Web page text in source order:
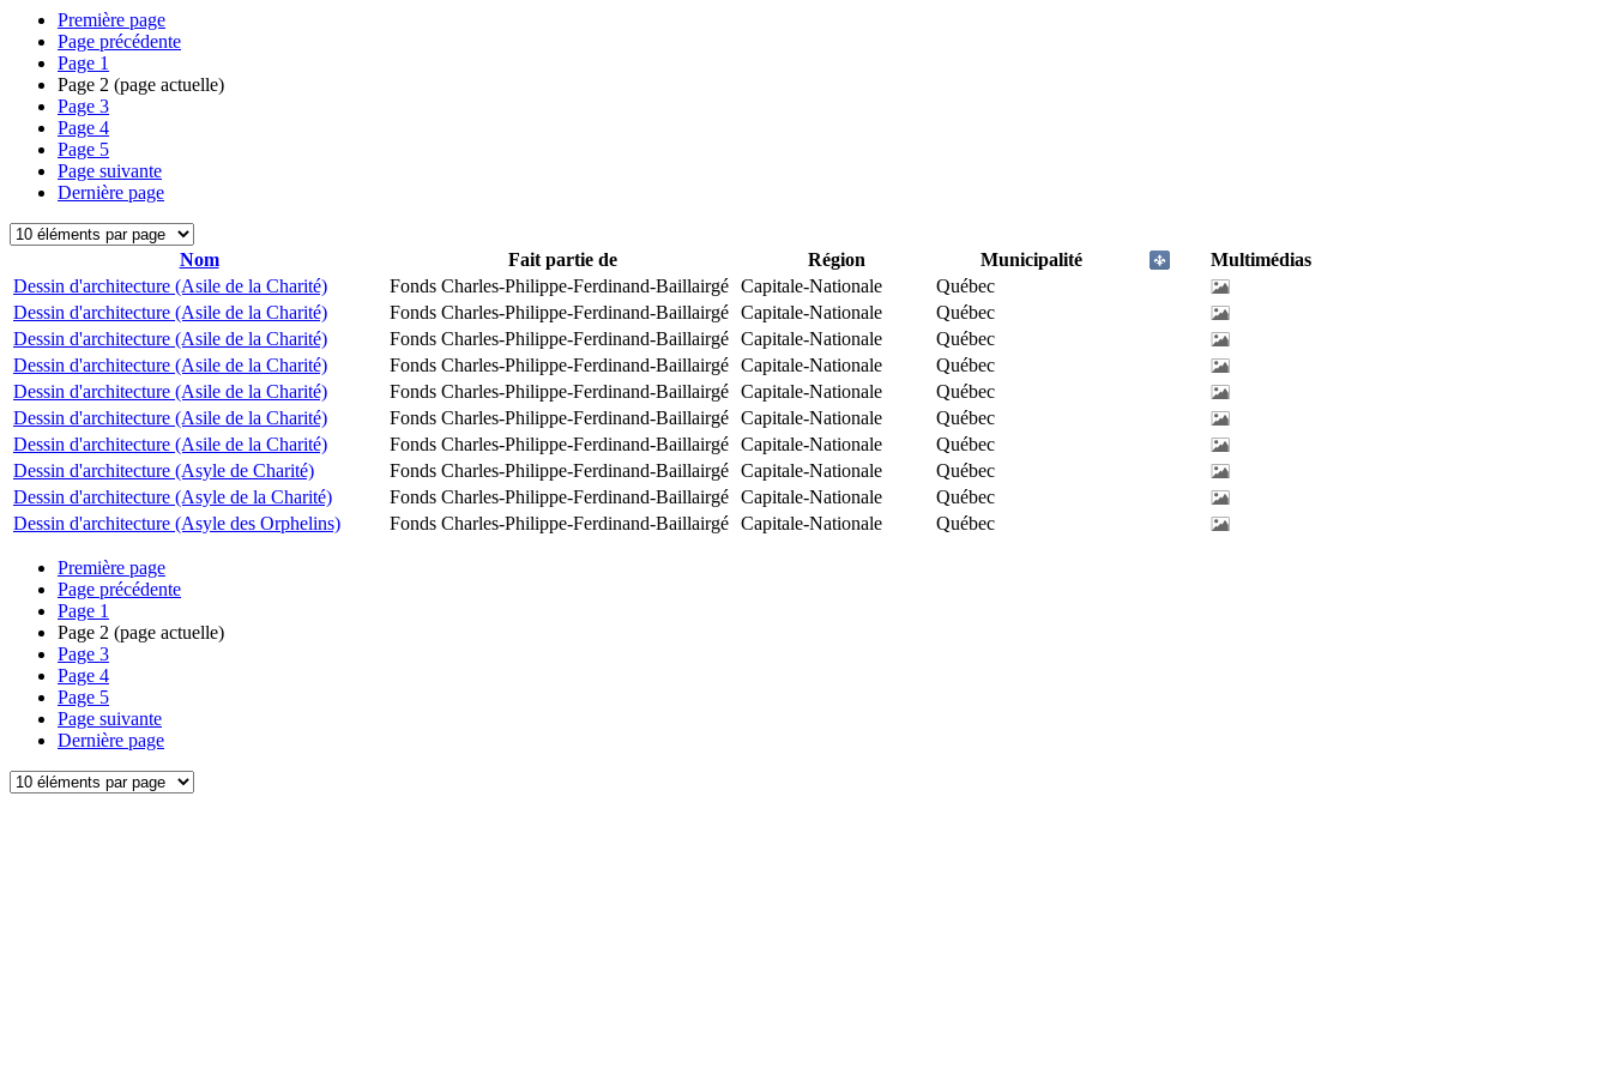
Première page
Page précédente
Page 1
Page 2 (page actuelle)
Page 3
Page 4
Page 5
Page suivante
Dernière page
Nom Fait partie de Région Municipalité
Multimédias
Dessin d'architecture (Asile de la Charité)
Fonds Charles-Philippe-Ferdinand-Baillairgé Capitale-Nationale
Québec
Dessin d'architecture (Asile de la Charité)
Fonds Charles-Philippe-Ferdinand-Baillairgé Capitale-Nationale
Québec
Dessin d'architecture (Asile de la Charité)
Fonds Charles-Philippe-Ferdinand-Baillairgé Capitale-Nationale
Québec
Dessin d'architecture (Asile de la Charité)
Fonds Charles-Philippe-Ferdinand-Baillairgé Capitale-Nationale
Québec
Dessin d'architecture (Asile de la Charité)
Fonds Charles-Philippe-Ferdinand-Baillairgé Capitale-Nationale
Québec
Dessin d'architecture (Asile de la Charité)
Fonds Charles-Philippe-Ferdinand-Baillairgé Capitale-Nationale
Québec
Dessin d'architecture (Asile de la Charité)
Fonds Charles-Philippe-Ferdinand-Baillairgé Capitale-Nationale
Québec
Dessin d'architecture (Asyle de Charité)
Fonds Charles-Philippe-Ferdinand-Baillairgé Capitale-Nationale
Québec
Dessin d'architecture (Asyle de la Charité)
Fonds Charles-Philippe-Ferdinand-Baillairgé Capitale-Nationale
Québec
Dessin d'architecture (Asyle des Orphelins)
Fonds Charles-Philippe-Ferdinand-Baillairgé Capitale-Nationale Québec
Première page
Page précédente
Page 1
Page 2 (page actuelle)
Page 3
Page 4
Page 5
Page suivante
Dernière page